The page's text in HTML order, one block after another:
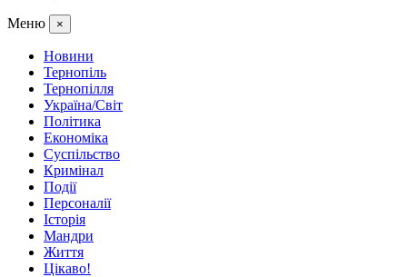
Меню ×
Новини
Тернопіль
Тернопілля
Україна/Світ
Політика
Економіка
Суспільство
Кримінал
Події
Персоналії
Історія
Мандри
Життя
Цікаво!